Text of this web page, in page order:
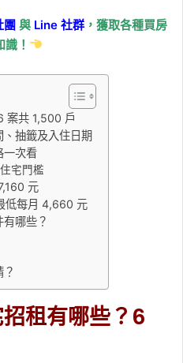
團與 Line社群 ，獲取各種買房
！
案共 1,500 戶
抽籤及入住日期
一次看
宅門檻
元
低每月 4,660 元
哪些？
租有哪些？6